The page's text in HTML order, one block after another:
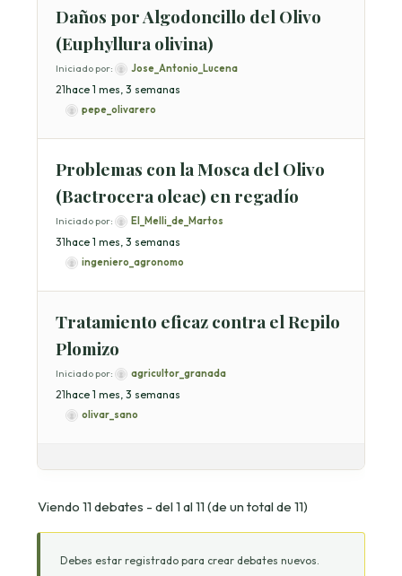
Daños por Algodoncillo del Olivo
(Euphyllura olivina)
Iniciado por: Jose_Antonio_Lucena
21hace 1 mes, 3 semanas
pepe_olivarero
Problemas con la Mosca del Olivo
(Bactrocera oleae) en regadío
Iniciado por: El_Melli_de_Martos
31hace 1 mes, 3 semanas
ingeniero_agronomo
Tratamiento eficaz contra el Repilo
Plomizo
Iniciado por: agricultor_granada
21hace 1 mes, 3 semanas
olivar_sano
Viendo 11 debates - del 1 al 11 (de un total de 11)
Debes estar registrado para crear debates nuevos.